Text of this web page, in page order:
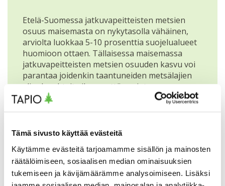
Tämä sivusto käyttää evästeitä
Käytämme evästeitä tarjoamamme sisällön ja mainosten
räätälöimiseen, sosiaalisen median ominaisuuksien
tukemiseen ja kävijämäärämme analysoimiseen. Lisäksi
Etelä-Suomessa jatkuvapeitteisten metsien
osuus maisemasta on nykytasolla vähäinen,
arviolta luokkaa 5-10 prosenttia suojelualueet
huomioon ottaen. Tällaisessa maisemassa
jatkuvapeitteisten metsien osuuden kasvu voi
parantaa joidenkin taantuneiden metsälajien
elinolosuhteita ilman, että avointen
kehitysvaiheiden osuuden väheneminen vielä
Lapissa jatkuvapeitteisen metsän osuus
maisemasta lähestynee nykytasolla jo
kolmasosaa suojelualueiden suuren määrän
seurauksena. Luonnonmetsiä koskevissa